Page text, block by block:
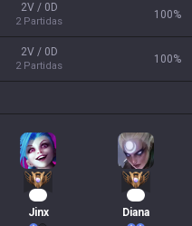
2V / 0D
2 Partidas
100%
2V / 0D
2 Partidas
100%
Jinx Diana